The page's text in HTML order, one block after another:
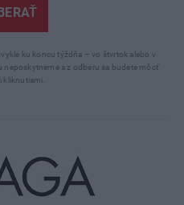
ku koncu týždňa – vo štvrtok alebo v
neposkytneme a z odberu sa budete môcť
kliknutiami.